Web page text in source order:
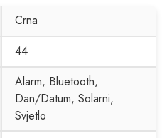
Crna
44
Alarm, Bluetooth,
Dan/Datum, Solarni,
Svjetlo